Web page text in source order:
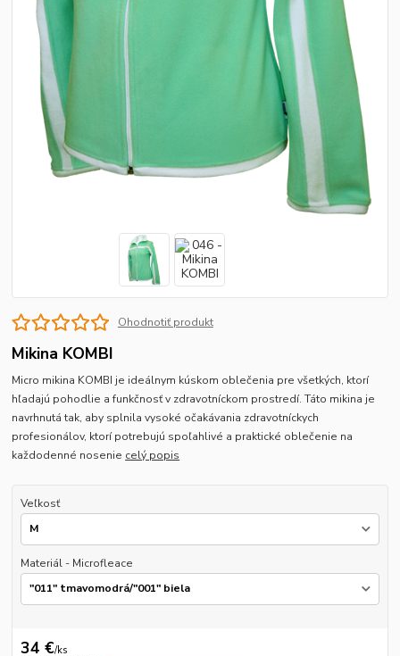
Ohodnotiť produkt
Mikina KOMBI
Micro mikina KOMBI je ideálnym kúskom oblečenia pre všetkých, ktorí
hľadajú pohodlie a funkčnosť v zdravotníckom prostredí. Táto mikina je
navrhnutá tak, aby splnila vysoké očakávania zdravotníckych
profesionálov, ktorí potrebujú spoľahlivé a praktické oblečenie na
každodenné nosenie celý popis
Veľkosť
Materiál - Microfleace
34 €/ks